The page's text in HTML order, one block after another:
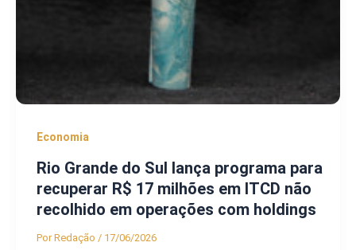
Economia
Rio Grande do Sul lança programa para
recuperar R$ 17 milhões em ITCD não
recolhido em operações com holdings
PorRedação / 17/06/2026